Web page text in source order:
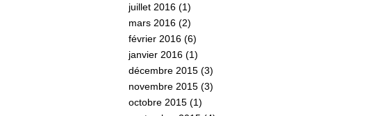
juillet 2016 (1)
mars 2016 (2)
février 2016 (6)
janvier 2016 (1)
décembre 2015 (3)
novembre 2015 (3)
octobre 2015 (1)